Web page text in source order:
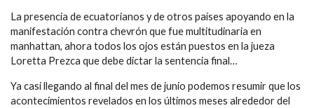
La presencia de ecuatorianos y de otros países apoyando en la
manifestación contra chevrón que fue multitudinaria en
manhattan, ahora todos los ojos están puestos en la jueza
Loretta Prezca que debe dictar la sentencia final…
Ya casi llegando al final del mes de junio podemos resumir que los
acontecimientos revelados en los últimos meses alrededor del